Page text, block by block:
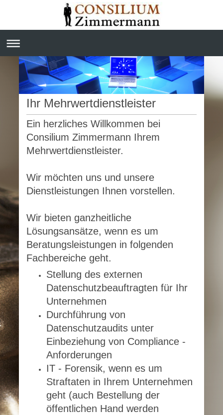
Ihr Mehrwertdienstleister
Ein herzliches Willkommen bei
Consilium Zimmermann Ihrem
Mehrwertdienstleister.
Wir möchten uns und unsere
Dienstleistungen Ihnen vorstellen.
Wir bieten ganzheitliche
Lösungsansätze, wenn es um
Beratungsleistungen in folgenden
Fachbereiche geht.
Stellung des externen
Datenschutzbeauftragten für Ihr
Unternehmen
Durchführung von
Datenschutzaudits unter
Einbeziehung von Compliance -
Anforderungen
IT - Forensik, wenn es um
Straftaten in Ihrem Unternehmen
geht (auch Bestellung der
öffentlichen Hand werden